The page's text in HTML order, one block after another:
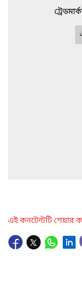
এই কনটেন্টটি শেয়ার